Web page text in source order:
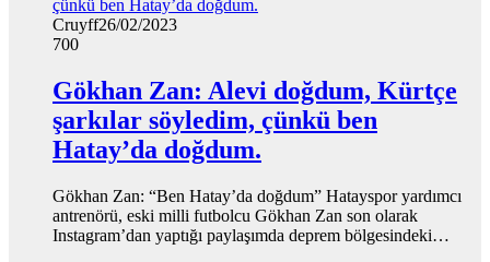
Cruyff26/02/2023
700
Gökhan Zan: Alevi doğdum, Kürtçe
şarkılar söyledim, çünkü ben
Hatay’da doğdum.
Gökhan Zan: “Ben Hatay’da doğdum” Hatayspor yardımcı
antrenörü, eski milli futbolcu Gökhan Zan son olarak
Instagram’dan yaptığı paylaşımda deprem bölgesindeki…